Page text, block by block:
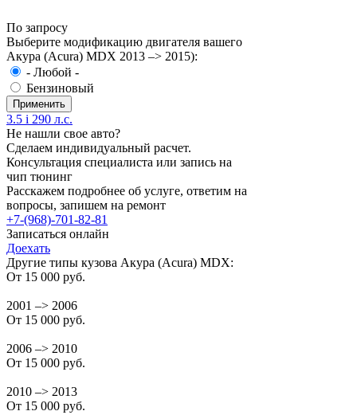
По запросу
Выберите модификацию двигателя вашего
Акура (Acura) MDX 2013 –> 2015):
- Любой -
Бензиновый
3.5 i 290 л.с.
Не нашли свое авто?
Сделаем индивидуальный расчет.
Консультация специалиста или запись на
чип тюнинг
Расскажем подробнее об услуге, ответим на
вопросы, запишем на ремонт
+7-(968)-701-82-81
Записаться онлайн
Доехать
Другие типы кузова Акура (Acura) MDX:
От 15 000 руб.
2001 –> 2006
От 15 000 руб.
2006 –> 2010
От 15 000 руб.
2010 –> 2013
От 15 000 руб.